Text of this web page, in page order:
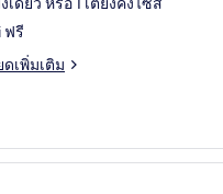
ฟรี
ดเพิ่มเติม